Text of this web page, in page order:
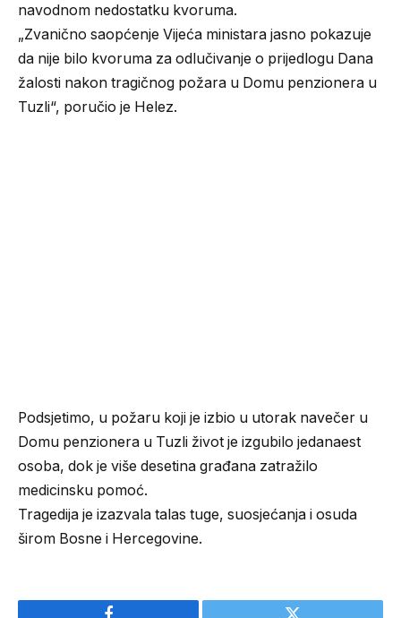
navodnom nedostatku kvoruma.
„Zvanično saopćenje Vijeća ministara jasno pokazuje
da nije bilo kvoruma za odlučivanje o prijedlogu Dana
žalosti nakon tragičnog požara u Domu penzionera u
Tuzli“, poručio je Helez.
Podsjetimo, u požaru koji je izbio u utorak navečer u
Domu penzionera u Tuzli život je izgubilo jedanaest
osoba, dok je više desetina građana zatražilo
medicinsku pomoć.
Tragedija je izazvala talas tuge, suosjećanja i osuda
širom Bosne i Hercegovine.